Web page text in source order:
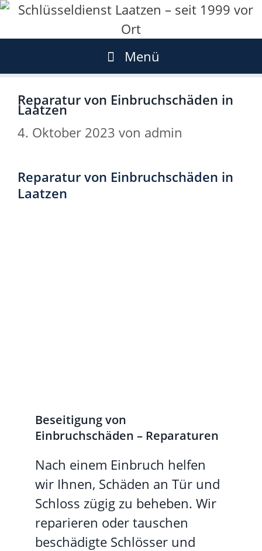
Zum
Menü
Reparatur von Einbruchschäden in
Laatzen
4. Oktober 2023 von admin
Reparatur von Einbruchschäden in
Laatzen
Beseitigung von
Einbruchschäden – Reparaturen
Nach einem Einbruch helfen
wir Ihnen, Schäden an Tür und
Schloss zügig zu beheben. Wir
reparieren oder tauschen
beschädigte Schlösser und